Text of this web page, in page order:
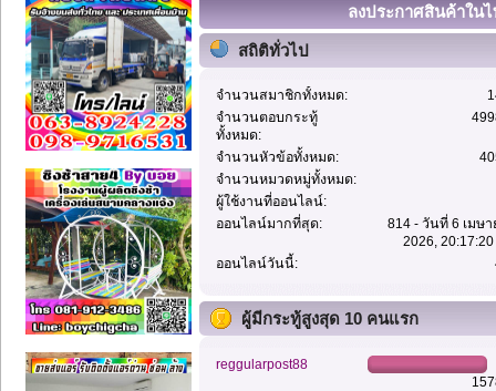
ลงประกาศสินค้าใน
สถิติทั่วไป
จำนวนสมาชิกทั้งหมด:
จำนวนตอบกระทู้
ทั้งหมด:
จำนวนหัวข้อทั้งหมด:
จำนวนหมวดหมู่ทั้งหมด:
ผู้ใช้งานที่ออนไลน์:
ออนไลน์มากที่สุด:
814 - วันที่ 6 เมษ
2026,
ออนไลน์วันนี้:
ผู้มีกระทู้สูงสุด 10 คนแรก
reggularpost88